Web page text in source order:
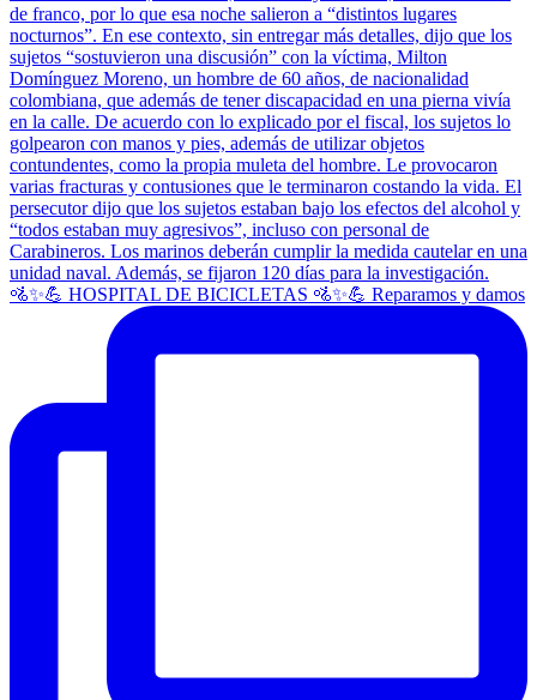
🚵✨💪 HOSPITAL DE BICICLETAS 🚵✨💪 Reparamos y damos